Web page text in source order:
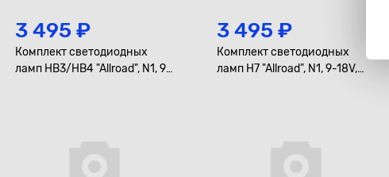
3 495 ₽
Комплект светодиодных
ламп HB3/HB4 "Allroad", N1, 9-
3 495 ₽
Комплект светодиодных
ламп H7 "Allroad", N1, 9-18V,